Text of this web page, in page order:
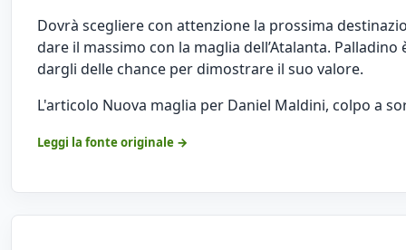
Dovrà scegliere con attenzione la prossima
dare il massimo con la maglia dell’Atalanta.
dargli delle chance per dimostrare il suo valore.
L'articolo Nuova maglia per Daniel Maldini, colpo a
Leggi la fonte originale →